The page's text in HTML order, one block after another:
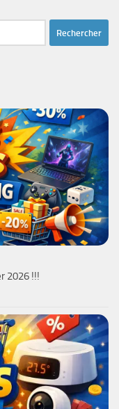
2026 !!!